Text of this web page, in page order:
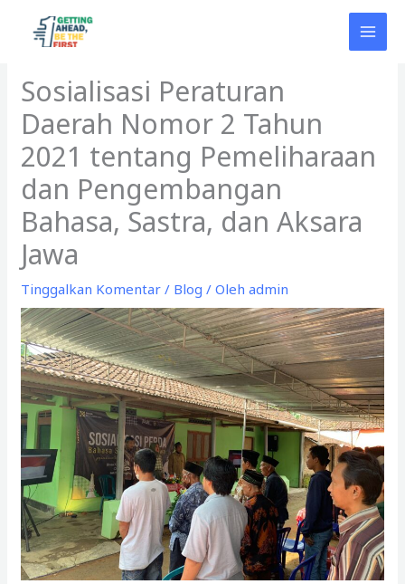
Sosialisasi Peraturan
Daerah Nomor 2 Tahun
2021 tentang Pemeliharaan
dan Pengembangan
Bahasa, Sastra, dan Aksara
Jawa
Tinggalkan Komentar / Blog / Olehadmin